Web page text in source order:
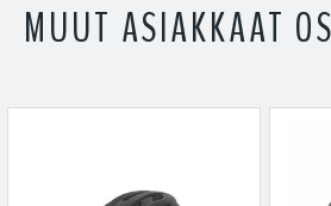
MUUT ASIAKKAAT